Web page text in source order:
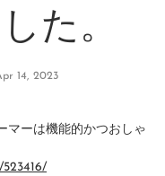
た。
14, 2023
マーは機能的かつおしゃ